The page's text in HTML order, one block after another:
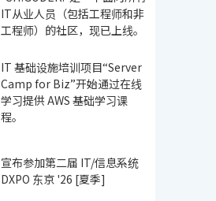
IT从业人员（包括工程师和非
工程师）的社区，现已上线。
IT 基础设施培训项目“Server
Camp for Biz”开始通过在线
学习提供 AWS 基础学习课
程。
宣布参加第二届 IT/信息系统
DXPO 东京 '26 [夏季]